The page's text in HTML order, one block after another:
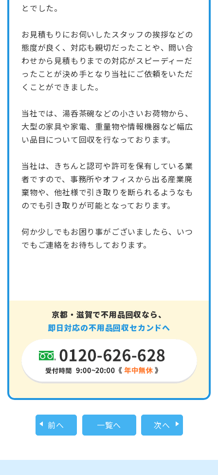
とでした。
お見積もりにお伺いしたスタッフの挨拶などの
態度が良く、対応も親切だったことや、問い合
わせから見積もりまでの対応がスピーディーだ
ったことが決め手となり当社にご依頼をいただ
くことができました。
当社では、湯呑茶碗などの小さいお荷物から、
大型の家具や家電、重量物や情報機器など幅広
い品目について回収を行なっております。
当社は、きちんと認可や許可を保有している業
者ですので、事務所やオフィスから出る産業廃
棄物や、他社様で引き取りを断られるようなも
のでも引き取りが可能となっております。
何か少しでもお困り事がございましたら、いつ
でもご連絡をお待ちしております。
京都・滋賀で不用品回収なら、
即日対応の不用品回収セカンドへ
前へ 一覧へ 次へ